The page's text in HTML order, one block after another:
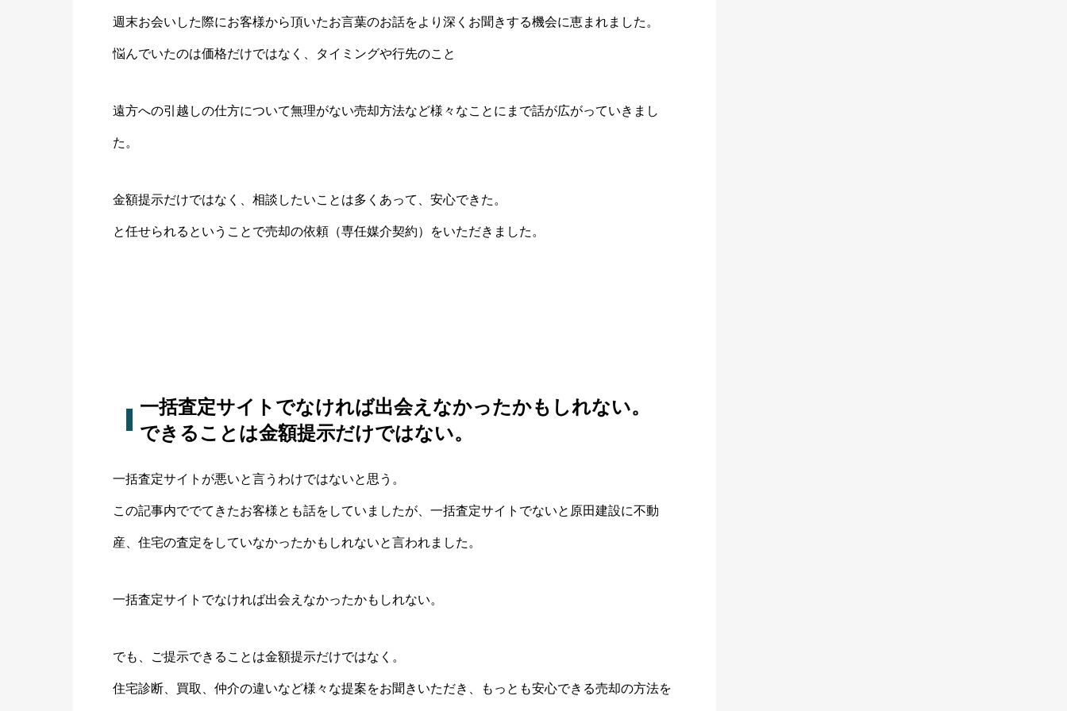
週末お会いした際にお客様から頂いたお言葉のお話をより深くお聞きする機会に恵まれました。
悩んでいたのは価格だけではなく、タイミングや行先のこと
遠方への引越しの仕方について無理がない売却方法など様々なことにまで話が広がっていきまし
た。
金額提示だけではなく、相談したいことは多くあって、安心できた。
と任せられるということで売却の依頼（専任媒介契約）をいただきました。
一括査定サイトでなければ出会えなかったかもしれない。
できることは金額提示だけではない。
一括査定サイトが悪いと言うわけではないと思う。
この記事内ででてきたお客様とも話をしていましたが、一括査定サイトでないと原田建設に不動
産、住宅の査定をしていなかったかもしれないと言われました。
一括査定サイトでなければ出会えなかったかもしれない。
でも、ご提示できることは金額提示だけではなく。
住宅診断、買取、仲介の違いなど様々な提案をお聞きいただき、もっとも安心できる売却の方法を